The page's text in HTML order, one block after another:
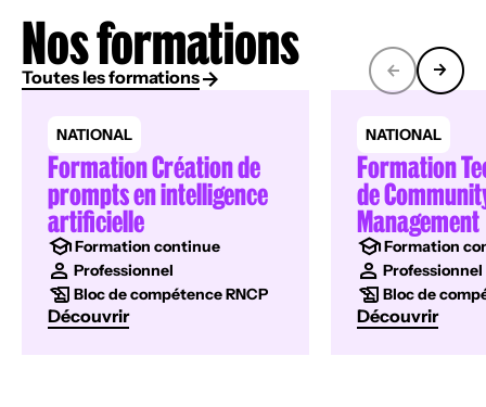
Nos formations
Toutes les formations
NATIONAL
Formation Création de
prompts en intelligence
artificielle
Formation continue
Professionnel
Bloc de compétence RNCP
Découvrir
NATIONAL
Formation
de
Management
Formation
Professionnel
Bloc de
Découvrir